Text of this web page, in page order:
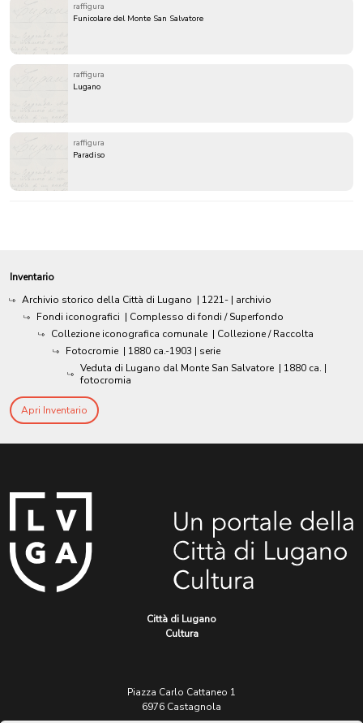
raffigura
Funicolare del Monte San Salvatore
raffigura
Lugano
raffigura
Paradiso
Inventario
Archivio storico della Città di Lugano | 1221- | archivio
Fondi iconografici | Complesso di fondi / Superfondo
Collezione iconografica comunale | Collezione / Raccolta
Fotocromie | 1880 ca.-1903 | serie
Veduta di Lugano dal Monte San Salvatore | 1880 ca. |
fotocromia
Apri Inventario
Città di Lugano
Cultura
Piazza Carlo Cattaneo 1
6976 Castagnola